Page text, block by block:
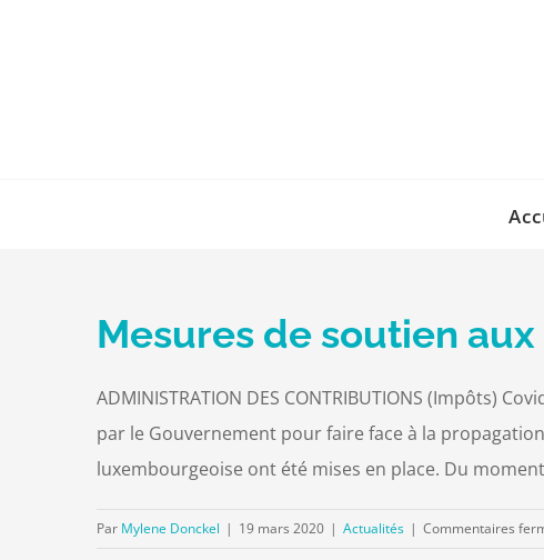
Mesures de soutien
ADMINISTRATION DES CONTRIBUTIONS (Impôts)
par le Gouvernement pour faire face à la
luxembourgeoise ont été mises en place. Du
Par Mylene Donckel | 19 mars 2020 | Actualités | Commentaires